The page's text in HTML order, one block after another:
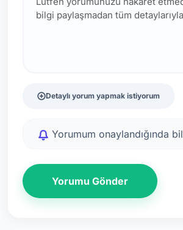
Detaylı yorum yapmak istiyorum
Yorumum onaylandığında
Yorumu Gönder